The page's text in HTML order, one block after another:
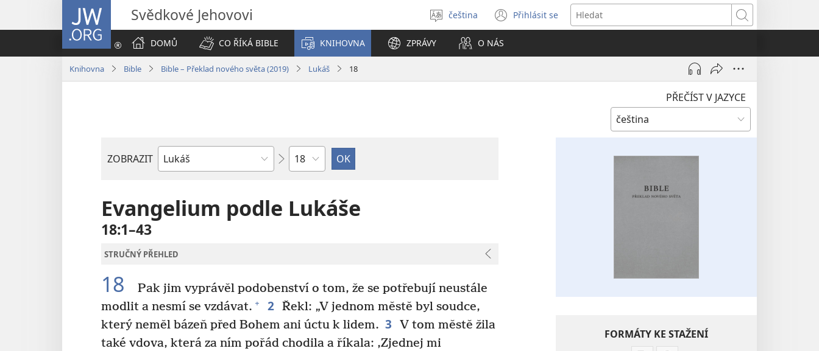
JW.ORG Svědkové Jehovovi
Vybrat
jazyk
čeština Přihlásit se
(otevřeno
nové
Hledat
DOMŮ
CO ŘÍKÁ BIBLE KNIHOVNA ZPRÁVY O NÁS
Knihovna Bible Bible – Překlad nového světa (2019) Lukáš 18
PŘEČÍST V JAZYCE
ZOBRAZIT
Biblická
Kapitola
Evangelium podle Lukáše
18:1–43
STRUČNÝ PŘEHLED
18
Pak jim vyprávěl podobenství o tom, že se potřebují neustále
modlit a nesmí se vzdávat. + 2 Řekl: „V jednom městě byl soudce,
který neměl bázeň před Bohem ani úctu k lidem. 3
V tom městě žila
také vdova, která za ním pořád chodila a říkala: ‚Zjednej mi
FORMÁTY KE STAŽENÍ